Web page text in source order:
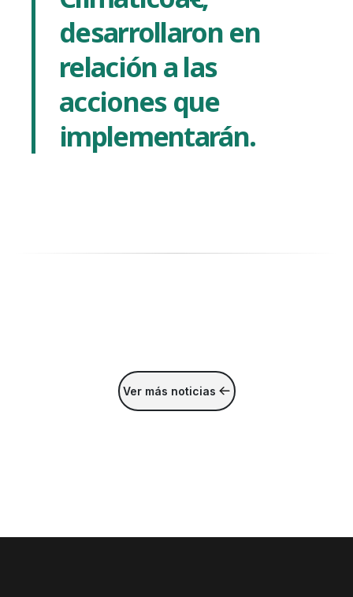
desarrollaron en
relación a las
acciones que
implementarán.
Ver más noticias